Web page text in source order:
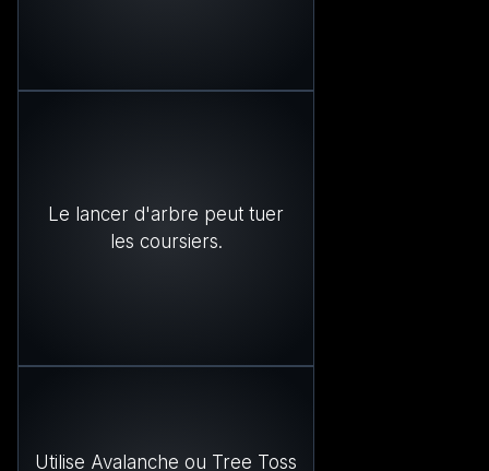
Le lancer d'arbre peut tuer
les coursiers.
Utilise Avalanche ou Tree Toss